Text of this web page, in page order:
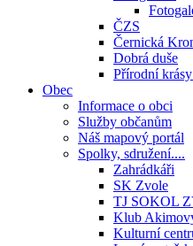
ČZS
Černická
Dobrá duše
Přírodní
Obec
Informace o obci
Služby občanům
Náš mapový portál
Spolky, sdružení....
Zahrádkáři
SK Zvole
TJ SOKOL
Klub
Kulturní